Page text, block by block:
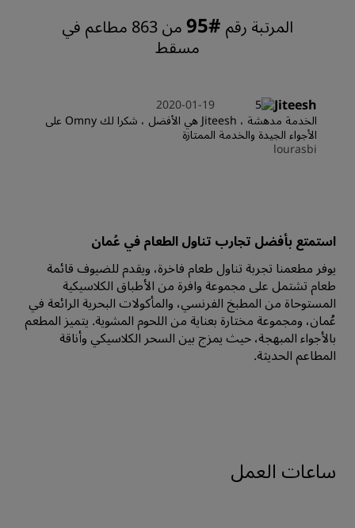
المرتبة رقم #95
من 863 مطاعم في
مسقط
Jiteesh
2020-01-19
الخدمة مدهشة ، Jiteesh هي الأفضل ، شكرا لك Omny على
الأجواء الجيدة والخدمة الممتازة
lourasbi
استمتع بأفضل تجارب تناول الطعام في عُمان
يوفر مطعمنا تجربة تناول طعام فاخرة، ويقدم للضيوف قائمة
طعام تشتمل على مجموعة وافرة من الأطباق الكلاسيكية
المستوحاة من المطبخ الفرنسي، والمأكولات البحرية الرائعة في
عُمان، ومجموعة مختارة بعناية من اللحوم المشوية. يتميز المطعم
بالأجواء المبهجة، حيث يمزج بين السحر الكلاسيكي وأناقة
المطاعم الحديثة.
ساعات العمل